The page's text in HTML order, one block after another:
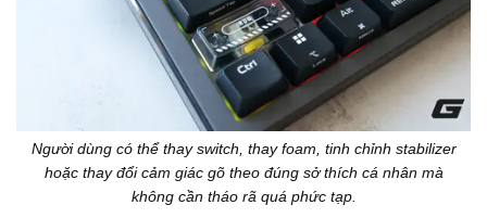
Người dùng có thể thay switch, thay foam, tinh chỉnh stabilizer
hoặc thay đổi cảm giác gõ theo đúng sở thích cá nhân mà
không cần tháo rã quá phức tạp.